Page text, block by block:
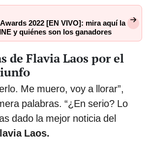
2022 [EN VIVO]: mira aquí la
y quiénes son los ganadores
de Flavia Laos por el
Me muero, voy a llorar”,
palabras. “¿En serio? Lo
dado la mejor noticia del
Laos.